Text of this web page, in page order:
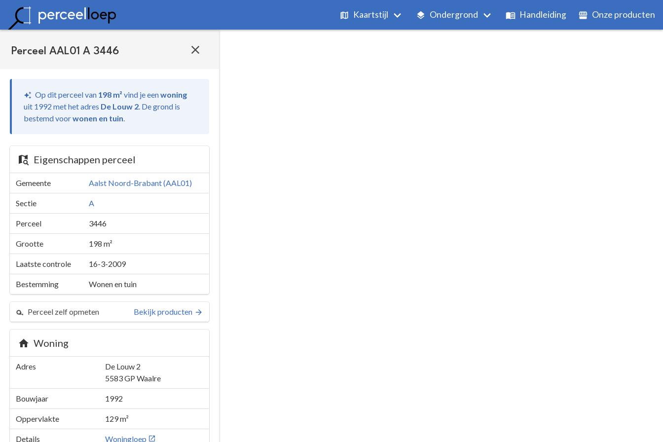
Kaartstijl Ondergrond Handleiding Onze producten
Perceel AAL01 A 3446
Op dit perceel van 198 m² vind jeeenwoning
uit 1992 met het adres De Louw 2. De grond is
bestemd voorwonen en tuin.
Eigenschappen perceel
Gemeente Aalst Noord-Brabant (AAL01)
Sectie A
Perceel 3446
Grootte 198 m²
Laatste controle 16-3-2009
Bestemming Wonen en tuin
Perceel zelf opmeten Bekijk producten
Woning
Adres
De Louw 2
5583 GP Waalre
Bouwjaar 1992
Oppervlakte 129 m²
Details Woningloep